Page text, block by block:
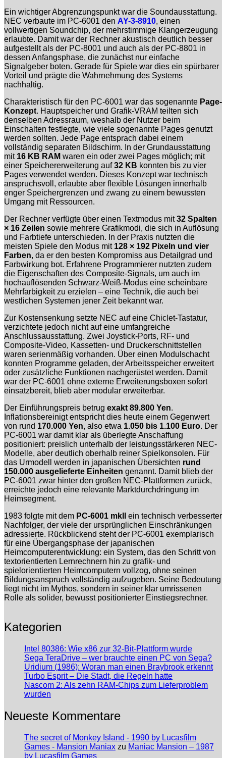
Ein wichtiger Abgrenzungspunkt war die Soundausstattung.
NEC verbaute im PC-6001 den AY-3-8910, einen
vollwertigen Soundchip, der mehrstimmige Klangerzeugung
erlaubte. Damit war der Rechner akustisch deutlich besser
aufgestellt als der PC-8001 und auch als der PC-8801 in
dessen Anfangsphase, die zunächst nur einfache
Signalgeber boten. Gerade für Spiele war dies ein spürbarer
Vorteil und prägte die Wahrnehmung des Systems
nachhaltig.
Charakteristisch für den PC-6001 war das sogenannte Page-
Konzept. Hauptspeicher und Grafik-VRAM teilten sich
denselben Adressraum, weshalb der Nutzer beim
Einschalten festlegte, wie viele sogenannte Pages genutzt
werden sollten. Jede Page entsprach dabei einem
vollständig separaten Bildschirm. In der Grundausstattung
mit 16 KB RAM waren ein oder zwei Pages möglich; mit
einer Speichererweiterung auf32 KB konnten bis zu vier
Pages verwendet werden. Dieses Konzept war technisch
anspruchsvoll, erlaubte aber flexible Lösungen innerhalb
enger Speichergrenzen und zwang zu einem bewussten
Umgang mit Ressourcen.
Der Rechner verfügte über einen Textmodus mit32 Spalten
× 16 Zeilen sowie mehrere Grafikmodi, die sich in Auflösung
und Farbtiefe unterschieden. In der Praxis nutzten die
meisten Spiele den Modus mit 128 × 192 Pixeln und vier
Farben, da er den besten Kompromiss aus Detailgrad und
Farbwirkung bot. Erfahrene Programmierer nutzten zudem
die Eigenschaften des Composite-Signals, um auch im
hochauflösenden Schwarz-Weiß-Modus eine scheinbare
Mehrfarbigkeit zu erzielen – eine Technik, die auch bei
westlichen Systemen jener Zeit bekannt war.
Zur Kostensenkung setzte NEC auf eine Chiclet-Tastatur,
verzichtete jedoch nicht auf eine umfangreiche
Anschlussausstattung. Zwei Joystick-Ports, RF- und
Composite-Video, Kassetten- und Druckerschnittstellen
waren serienmäßig vorhanden. Über einen Modulschacht
konnten Programme geladen, der Arbeitsspeicher erweitert
oder zusätzliche Funktionen nachgerüstet werden. Damit
war der PC-6001 ohne externe Erweiterungsboxen sofort
einsatzbereit, blieb aber modular erweiterbar.
Der Einführungspreis betrug exakt 89.800 Yen.
Inflationsbereinigt entspricht dies heute einem Gegenwert
von rund 170.000 Yen, also etwa 1.050 bis 1.100 Euro. Der
PC-6001 war damit klar als überlegte Anschaffung
positioniert: preislich unterhalb der leistungsstärkeren NEC-
Modelle, aber deutlich oberhalb reiner Spielkonsolen. Für
das Urmodell werden in japanischen Übersichten rund
150.000 ausgelieferte Einheiten genannt. Damit blieb der
PC-6001 zwar hinter den großen NEC-Plattformen zurück,
erreichte jedoch eine relevante Marktdurchdringung im
Heimsegment.
1983 folgte mit dem PC-6001 mkII
ein technisch verbesserter
Nachfolger, der viele der ursprünglichen Einschränkungen
adressierte. Rückblickend steht der PC-6001 exemplarisch
für eine Übergangsphase der japanischen
Heimcomputerentwicklung: ein System, das den Schritt von
textorientierten Lernrechnern hin zu grafik- und
spielorientierten Heimcomputern vollzog, ohne seinen
Bildungsanspruch vollständig aufzugeben. Seine Bedeutung
liegt nicht im Mythos, sondern in seiner klar umrissenen
Rolle als solider, bewusst positionierter Einstiegsrechner.
Kategorien
Intel 80386: Wie x86 zur 32-Bit-Plattform wurde
Sega TeraDrive – wer brauchte einen PC von Sega?
Uridium (1986): Woran man einen Braybrook erkennt
Turbo Esprit – Die Stadt, die Regeln hatte
Nascom 2: Als zehn RAM-Chips zum Lieferproblem
wurden
Neueste Kommentare
The secret of Monkey Island - 1990 by Lucasfilm
Games - Mansion Maniax zu Maniac Mansion – 1987
by Lucasfilm Games